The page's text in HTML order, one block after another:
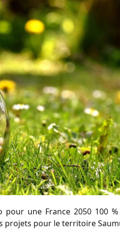
pour une France 2050 100
projets pour le territoire